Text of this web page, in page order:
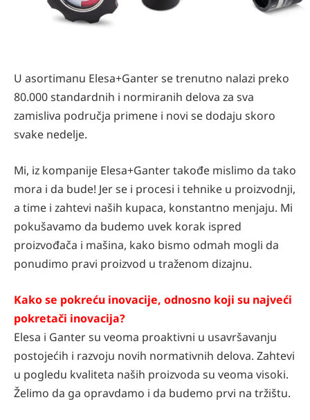
U asortimanu Elesa+Ganter se trenutno nalazi preko
80.000 standardnih i normiranih delova za sva
zamisliva područja primene i novi se dodaju skoro
svake nedelje.
Mi, iz kompanije Elesa+Ganter takođe mislimo da tako
mora i da bude! Jer se i procesi i tehnike u proizvodnji,
a time i zahtevi naših kupaca, konstantno menjaju. Mi
pokušavamo da budemo uvek korak ispred
proizvođača i mašina, kako bismo odmah mogli da
ponudimo pravi proizvod u traženom dizajnu.
Kako se pokreću inovacije, odnosno koji su najveći
pokretači inovacija?
Elesa i Ganter su veoma proaktivni u usavršavanju
postojećih i razvoju novih normativnih delova. Zahtevi
u pogledu kvaliteta naših proizvoda su veoma visoki.
Želimo da ga opravdamo i da budemo prvi na tržištu.